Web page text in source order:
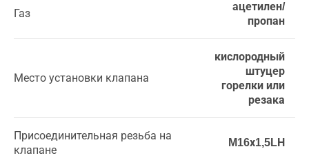
Газ
ацетилен/
пропан
Место установки клапана
кислородный
штуцер
горелки или
резака
Присоединительная резьба на
клапане
M16х1,5LН